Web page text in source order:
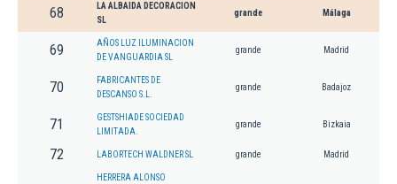
68
LA ALBAIDA DECORACION
SL
grande Málaga
69
AÑOS LUZ ILUMINACION
DE VANGUARDIA SL
grande Madrid
70
FABRICANTES DE
DESCANSO S.L.
grande Badajoz
71
GESTSHIADE SOCIEDAD
LIMITADA.
grande Bizkaia
72 LABORTECH WALDNER SL grande Madrid
HERRERA ALONSO